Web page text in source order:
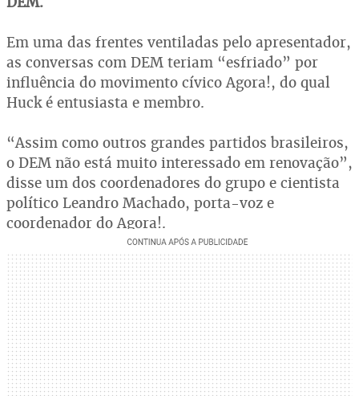
Em uma das frentes ventiladas pelo apresentador,
as conversas com DEM teriam “esfriado” por
influência do movimento cívico Agora!, do qual
Huck é entusiasta e membro.
“Assim como outros grandes partidos brasileiros,
o DEM não está muito interessado em renovação”,
disse um dos coordenadores do grupo e cientista
político Leandro Machado, porta-voz e
coordenador do Agora!.